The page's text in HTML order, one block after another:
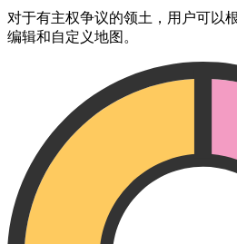
对于有主权争议的领土，用户可以
编辑和自定义地图。